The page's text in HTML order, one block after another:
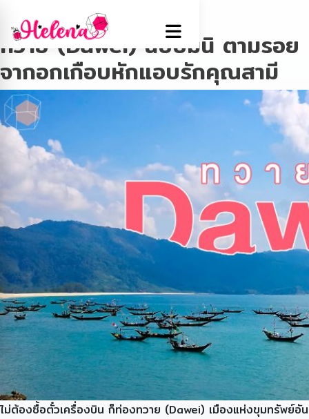
Tag:ทวาย
ทวาย (Dawei) ฉบับมินิ ตามรอย
จากอกเกือบหักแอบรักคุณสามี
ไม่ต้องซื้อตั๋วเครื่องบิน ก็ท่องทวาย (Dawei) เมืองแห่งขุมทรัพย์อัน